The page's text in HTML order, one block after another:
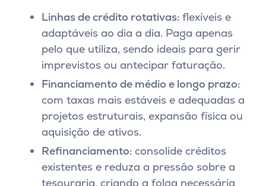
Linhas de crédito rotativas: flexíveis e
adaptáveis ao dia a dia. Paga apenas
pelo que utiliza, sendo ideais para gerir
imprevistos ou antecipar faturação.
Financiamento de médio e longo prazo:
com taxas mais estáveis e adequadas a
projetos estruturais, expansão física ou
aquisição de ativos.
Refinanciamento: consolide créditos
existentes e reduza a pressão sobre a
tesouraria, criando a folga necessária